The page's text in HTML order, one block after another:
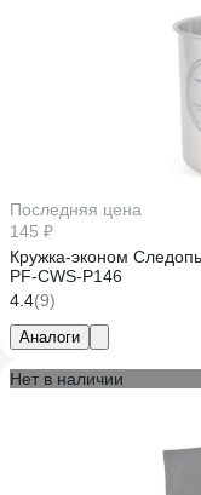
Последняя цена
145 ₽
Кружка-эконом
PF-CWS-P146
4.4(9)
Аналоги
Нет в наличии